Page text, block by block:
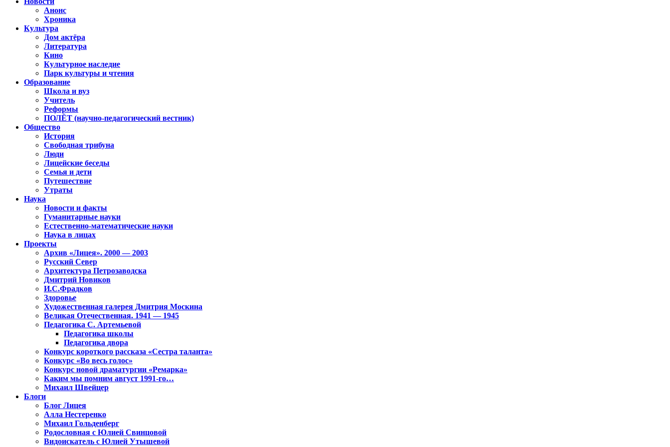
Анонс
Хроника
Культура
Дом актёра
Литература
Кино
Культурное наследие
Парк культуры и чтения
Образование
Школа и вуз
Учитель
Реформы
ПОЛЁТ (научно-педагогический вестник)
Общество
История
Свободная трибуна
Люди
Лицейские беседы
Семья и дети
Путешествие
Утраты
Наука
Новости и факты
Гуманитарные науки
Естественно-математические науки
Наука в лицах
Проекты
Архив «Лицея». 2000 — 2003
Русский Север
Архитектура Петрозаводска
Дмитрий Новиков
И.С.Фрадков
Здоровье
Художественная галерея Дмитрия Москина
Великая Отечественная. 1941 — 1945
Педагогика С. Артемьевой
Педагогика школы
Педагогика двора
Конкурс короткого рассказа «Сестра таланта»
Конкурс «Во весь голос»
Конкурс новой драматургии «Ремарка»
Каким мы помним август 1991-го…
Михаил Швейцер
Блоги
Блог Лицея
Алла Нестеренко
Михаил Гольденберг
Родословная с Юлией Свинцовой
Видоискатель с Юлией Утышевой